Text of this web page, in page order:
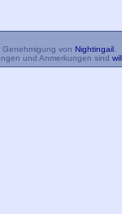
Genehmigung von Nightingail.
und Anmerkungen sind